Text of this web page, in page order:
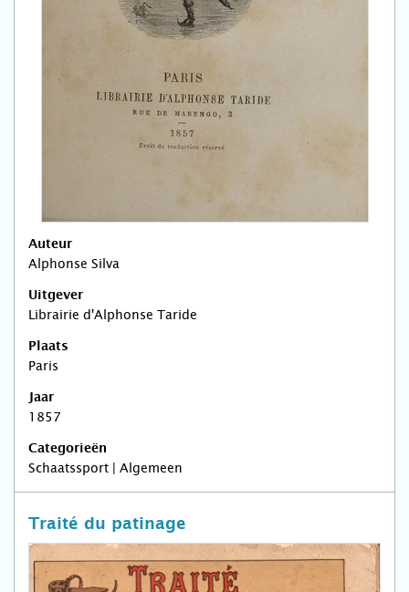
Auteur
Alphonse Silva
Uitgever
Librairie d'Alphonse Taride
Plaats
Paris
Jaar
1857
Categorieën
Schaatssport | Algemeen
Traité du patinage